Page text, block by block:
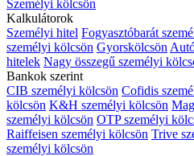
Személyi kölcsön
Kalkulátorok
Személyi hitel Fogyasztóbarát
személyi kölcsön Gyorskölcsön
hitelek Nagy összegű személyi
Bankok szerint
CIB személyi kölcsön Cofidis
kölcsön K&H személyi kölcsön
személyi kölcsön OTP személyi
Raiffeisen személyi kölcsön Trive
személyi kölcsön